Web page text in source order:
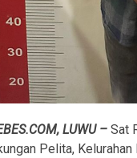
LUWU – Sat
Pelita,